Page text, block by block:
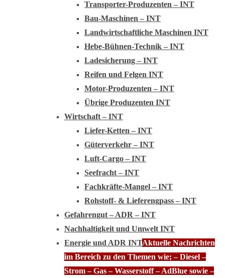
Transporter-Produzenten – INT
Bau-Maschinen – INT
Landwirtschaftliche Maschinen INT
Hebe-Bühnen-Technik – INT
Ladesicherung – INT
Reifen und Felgen INT
Motor-Produzenten – INT
Übrige Produzenten INT
Wirtschaft – INT
Liefer-Ketten – INT
Güterverkehr – INT
Luft-Cargo – INT
Seefracht – INT
Fachkräfte-Mangel – INT
Rohstoff- & Lieferengpass – INT
Gefahrengut – ADR – INT
Nachhaltigkeit und Umwelt INT
Energie und ADR INTAktuelle Nachrichten
im Bereich zu den Themen wie; – Diesel –
Strom – Gas – Wasserstoff – AdBlue sowie –